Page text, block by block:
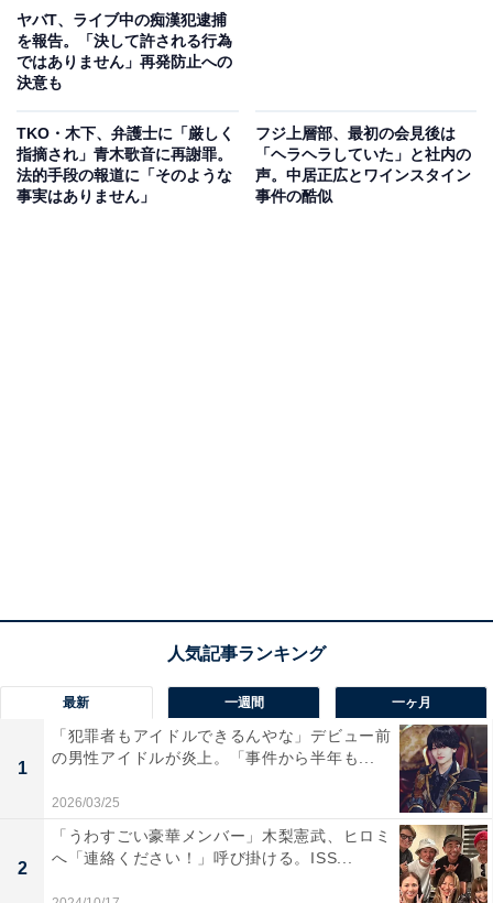
ヤバT、ライブ中の痴漢犯逮捕
を報告。「決して許される行為
ではありません」再発防止への
決意も
TKO・木下、弁護士に「厳しく
指摘され」青木歌音に再謝罪。
法的手段の報道に「そのような
事実はありません」
フジ上層部、最初の会見後は
「ヘラヘラしていた」と社内の
声。中居正広とワインスタイン
事件の酷似
最新 一週間 一ヶ月
1
「犯罪者もアイドルできるんやな」デビュー前
の男性アイドルが炎上。「事件から半年も...
2026/03/25
2
「うわすごい豪華メンバー」木梨憲武、ヒロミ
へ「連絡ください！」呼び掛ける。ISS...